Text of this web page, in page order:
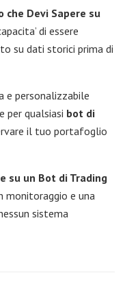
Devi Sapere su
di essere
su dati storici prima di
e personalizzabile
per qualsiasi bot di
il tuo portafoglio
su un Bot di Trading
monitoraggio e una
sistema